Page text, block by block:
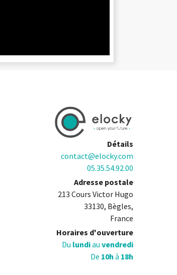
Détails
contact@elocky.com
05.35.54.92.00
Adresse postale
213 Cours Victor Hugo
33130, Bègles,
France
Horaires d'ouverture
Du lundiau vendredi
De 10h à 18h